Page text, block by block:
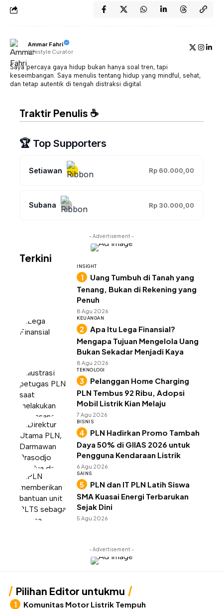
Ammar Fahri
Lifestyle Curator
Saya percaya gaya hidup bukan hanya soal tren, tapi
keseimbangan. Saya menulis tentang hidup yang mindful, sehat,
dan tetap autentik di tengah distraksi digital.
Traktir Penulis ☕
🏆 Top Supporters
Setiawan Rp 60.000,00
Subana Rp 30.000,00
- Advertisement -
Terkini
INSIGHT
Uang Tumbuh di Tanah yang
Tenang, Bukan di Rekening yang
Penuh
8 Agu 2026
KEUANGAN
Apa Itu Lega Finansial?
Mengapa Tujuan Mengelola Uang
Bukan Sekadar Menjadi Kaya
8 Agu 2026
TEKNOLOGI
Pelanggan Home Charging
PLN Tembus 92 Ribu, Adopsi
Mobil Listrik Kian Melaju
7 Agu 2026
BISNIS
PLN Hadirkan Promo Tambah
Daya 50% di GIIAS 2026 untuk
Pengguna Kendaraan Listrik
6 Agu 2026
SAINS
PLN dan IT PLN Latih Siswa
SMA Kuasai Energi Terbarukan
Sejak Dini
5 Agu 2026
- Advertisement -
Pilihan Editor untukmu
Komunitas Motor Listrik Tempuh